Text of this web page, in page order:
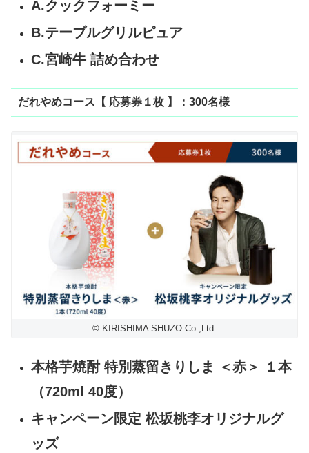
A.クックフォーミー
B.テーブルグリルピュア
C.宮崎牛 詰め合わせ
だれやめコース【 応募券１枚 】：300名様
© KIRISHIMA SHUZO Co.,Ltd.
本格芋焼酎 特別蒸留きりしま ＜赤＞ １本
（720ml 40度）
キャンペーン限定 松坂桃李オリジナルグ
ッズ